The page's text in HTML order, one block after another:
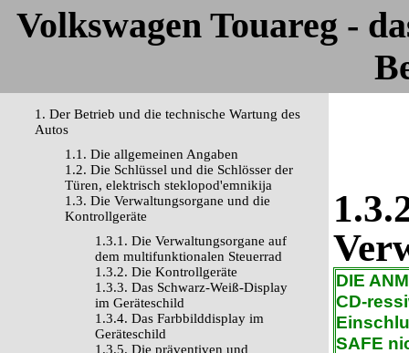
Volkswagen Touareg -
1. Der Betrieb und die technische Wartung des
Autos
1.1. Die allgemeinen Angaben
1.2. Die Schlüssel und die Schlösser der
Türen, elektrisch steklopod'emnikija
1.3. Die Verwaltungsorgane und die
Kontrollgeräte
1.3.1. Die Verwaltungsorgane auf
dem multifunktionalen Steuerrad
1.3.2. Die Kontrollgeräte
1.3.3. Das Schwarz-Weiß-Display
im Geräteschild
1.3.4. Das Farbbilddisplay im
Geräteschild
1.3.5. Die präventiven und
DIE
CD-
SAFE